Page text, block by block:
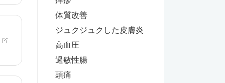
体質改善
ジュクジュクした皮膚炎
高血圧
過敏性腸
頭痛